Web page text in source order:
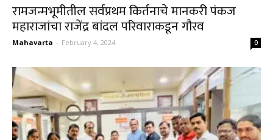
रामजन्मभूमीतील सर्वप्रथम किर्तनाचे मानकरी पंकज
महाराजांचा राजेंद्र बांदल परिवाराकडून गौरव
Mahavarta - February 4, 2024 0